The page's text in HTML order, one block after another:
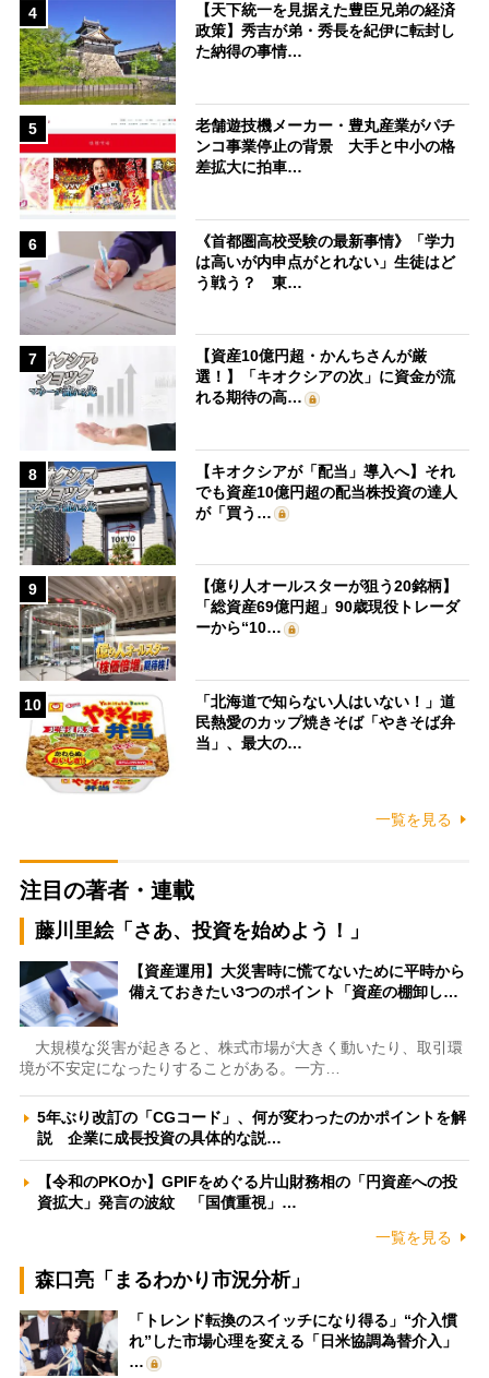
4
【天下統一を見据えた豊臣兄弟の経済
政策】秀吉が弟・秀長を紀伊に転封し
た納得の事情…
5
老舗遊技機メーカー・豊丸産業がパチ
ンコ事業停止の背景 大手と中小の格
差拡大に拍車…
6
《首都圏高校受験の最新事情》「学力
は高いが内申点がとれない」生徒はど
う戦う？ 東…
7
【資産10億円超・かんちさんが厳
選！】「キオクシアの次」に資金が流
れる期待の高…
8
【キオクシアが「配当」導入へ】それ
でも資産10億円超の配当株投資の達人
が「買う…
9
【億り人オールスターが狙う20銘柄】
「総資産69億円超」90歳現役トレーダ
ーから“10…
10
「北海道で知らない人はいない！」道
民熱愛のカップ焼きそば「やきそば弁
当」、最大の…
一覧を見る
注目の著者・連載
藤川里絵「さあ、投資を始めよう！」
【資産運用】大災害時に慌てないために平時から
備えておきたい3つのポイント「資産の棚卸し…
大規模な災害が起きると、株式市場が大きく動いたり、取引環
境が不安定になったりすることがある。一方…
5年ぶり改訂の「CGコード」、何が変わったのかポイントを解
説 企業に成長投資の具体的な説…
【令和のPKOか】GPIFをめぐる片山財務相の「円資産への投
資拡大」発言の波紋 「国債重視」…
一覧を見る
森口亮「まるわかり市況分析」
「トレンド転換のスイッチになり得る」“介入慣
れ”した市場心理を変える「日米協調為替介入」
…